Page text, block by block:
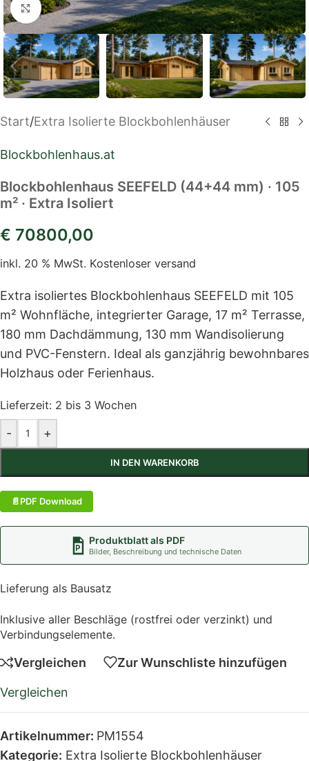
Klick zum Vergrößern
Start/Extra Isolierte Blockbohlenhäuser
Blockbohlenhaus.at
Blockbohlenhaus SEEFELD (44+44 mm) · 105
m² · Extra Isoliert
€ 70800,00
inkl. 20 % MwSt. Kostenloser versand
Extra isoliertes Blockbohlenhaus SEEFELD mit 105
m² Wohnfläche, integrierter Garage, 17 m² Terrasse,
180 mm Dachdämmung, 130 mm Wandisolierung
und PVC-Fenstern. Ideal als ganzjährig bewohnbares
Holzhaus oder Ferienhaus.
Lieferzeit: 2 bis 3 Wochen
- +
IN DEN WARENKORB
PDF Download
Produktblatt als PDF
Bilder, Beschreibung und technische Daten
Lieferung als Bausatz
Inklusive aller Beschläge (rostfrei oder verzinkt) und
Verbindungselemente.
Vergleichen Zur Wunschliste hinzufügen
Vergleichen
Artikelnummer: PM1554
Kategorie: Extra Isolierte Blockbohlenhäuser